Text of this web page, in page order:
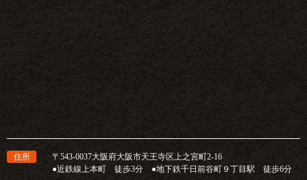
住所
〒543-0037大阪府大阪市天王寺区上之宮町2-16
●近鉄線上本町 徒歩3分 ●地下鉄千日前谷町９丁目駅 徒歩6分